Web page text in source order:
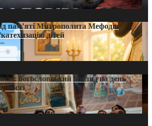
пам’яті Митрополита Мефодія
дітей
богословський погляд на день